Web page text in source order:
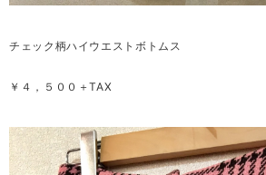
チェック柄ハイウエストボトムス
￥４，５００＋TAX